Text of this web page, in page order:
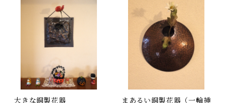
大きな銅製花器
まあるい銅製花器（一輪挿